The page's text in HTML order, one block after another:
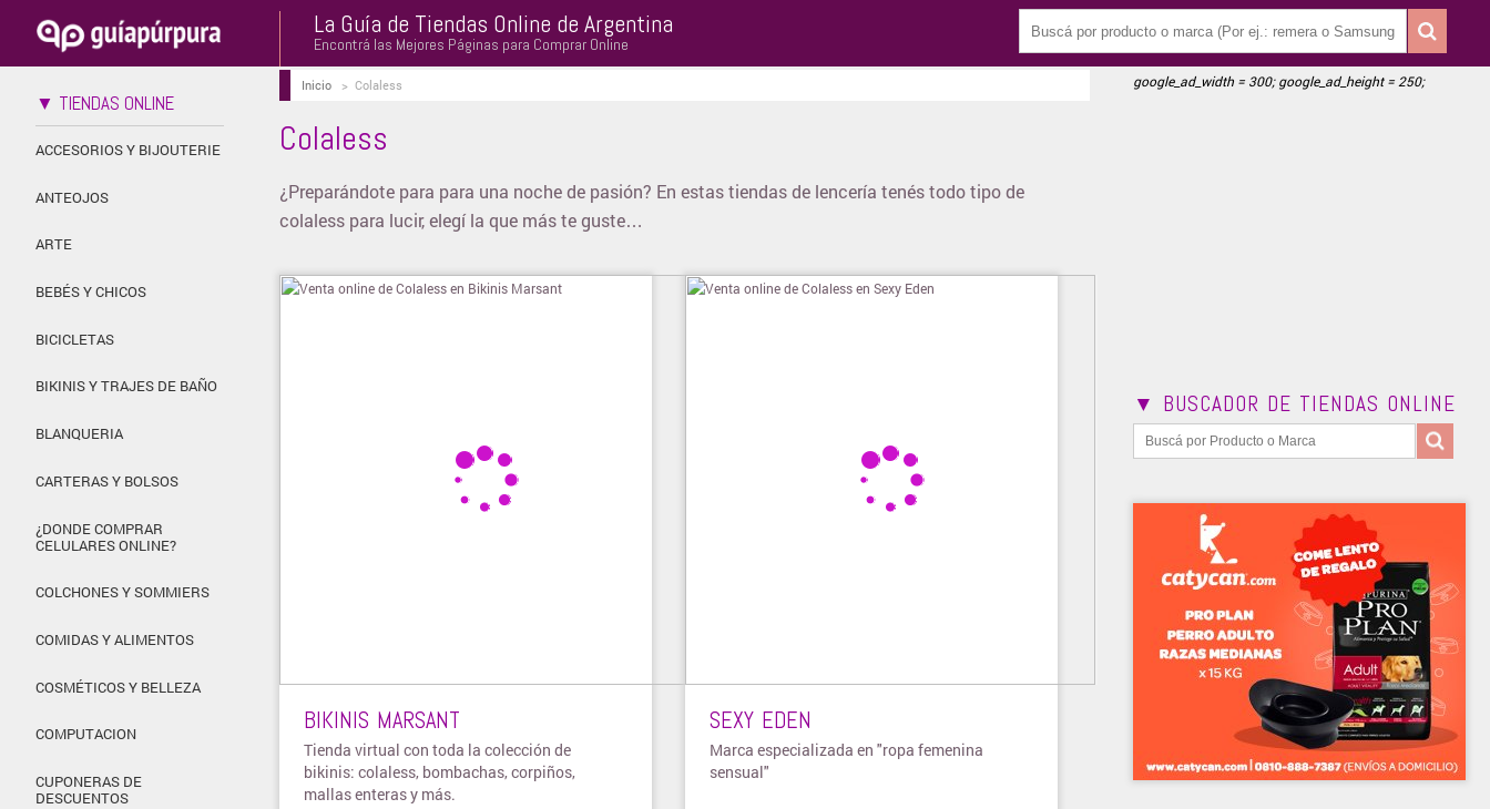
La Guía de Tiendas Online de Argentina
Encontrá las Mejores Páginas para Comprar Online
▼ TIENDAS ONLINE
ACCESORIOS Y BIJOUTERIE
ANTEOJOS
ARTE
BEBÉS Y CHICOS
BICICLETAS
BIKINIS Y TRAJES DE BAÑO
BLANQUERIA
CARTERAS Y BOLSOS
¿DONDE COMPRAR
CELULARES ONLINE?
COLCHONES Y SOMMIERS
COMIDAS Y ALIMENTOS
COSMÉTICOS Y BELLEZA
COMPUTACION
CUPONERAS DE
DESCUENTOS
Inicio> Colaless
Colaless
¿Preparándote para para una noche de pasión? En estas tiendas de lencería tenés todo tipo de
colaless para lucir, elegí la que más te guste…
BIKINIS MARSANT
Tienda virtual con toda la colección de
bikinis: colaless, bombachas, corpiños,
mallas enteras y más.
SEXY EDEN
Marca especializada en "ropa femenina
sensual"
google_ad_width = 300; google_ad_height = 250;
▼ BUSCADOR DE TIENDAS ONLINE